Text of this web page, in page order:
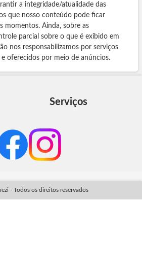
a integridade/atualidade das
que nosso conteúdo pode ficar
momentos. Ainda, sobre as
parcial sobre o que é exibido em
nos responsabilizamos por serviços
oferecidos por meio de anúncios.
Serviços
- Todos os direitos reservados